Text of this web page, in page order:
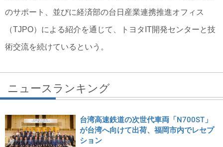
のサポート、並びに経済部の台日産業連携推進オフィス
（TJPO）による紹介を通じて、トヨタIT開発センターと技
術交流を続けているという。
ニュースランキング
台湾高速鉄道の次世代車両「N700ST」
が台湾へ向けて出荷、福岡市内でレセプ
ション